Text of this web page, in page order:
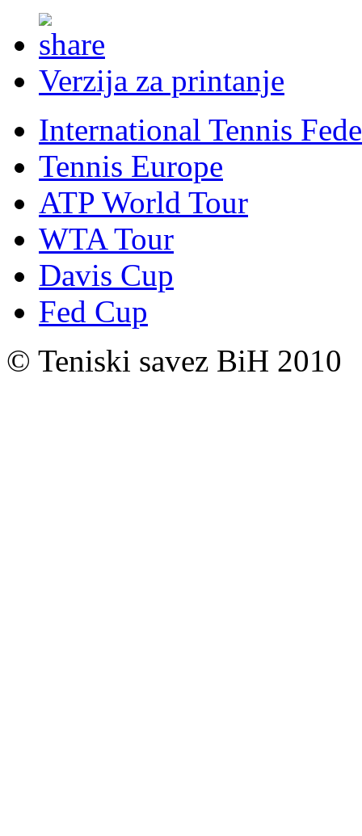
Verzija za printanje
International Tennis
Tennis Europe
ATP World Tour
WTA Tour
Davis Cup
Fed Cup
© Teniski savez BiH 2010